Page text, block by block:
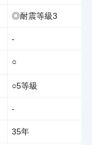
◎耐震等級3
-
○
○5等級
-
35年